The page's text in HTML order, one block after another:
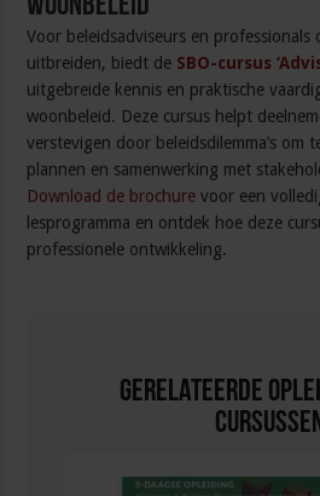
Woonbeleid’
Voor beleidsadviseurs en professionals
uitbreiden, biedt de SBO-cursus
uitgebreide kennis en praktische
woonbeleid. Deze cursus helpt
verstevigen door beleidsdilemma’s om
plannen en samenwerking met
Download de brochure voor een
lesprogramma en ontdek hoe deze
professionele ontwikkeling.
Gerelateerde